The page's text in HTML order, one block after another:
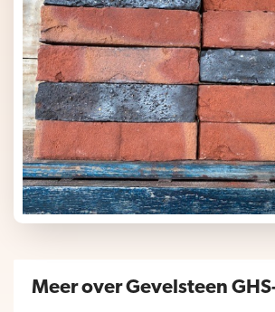
Meer over Gevelsteen